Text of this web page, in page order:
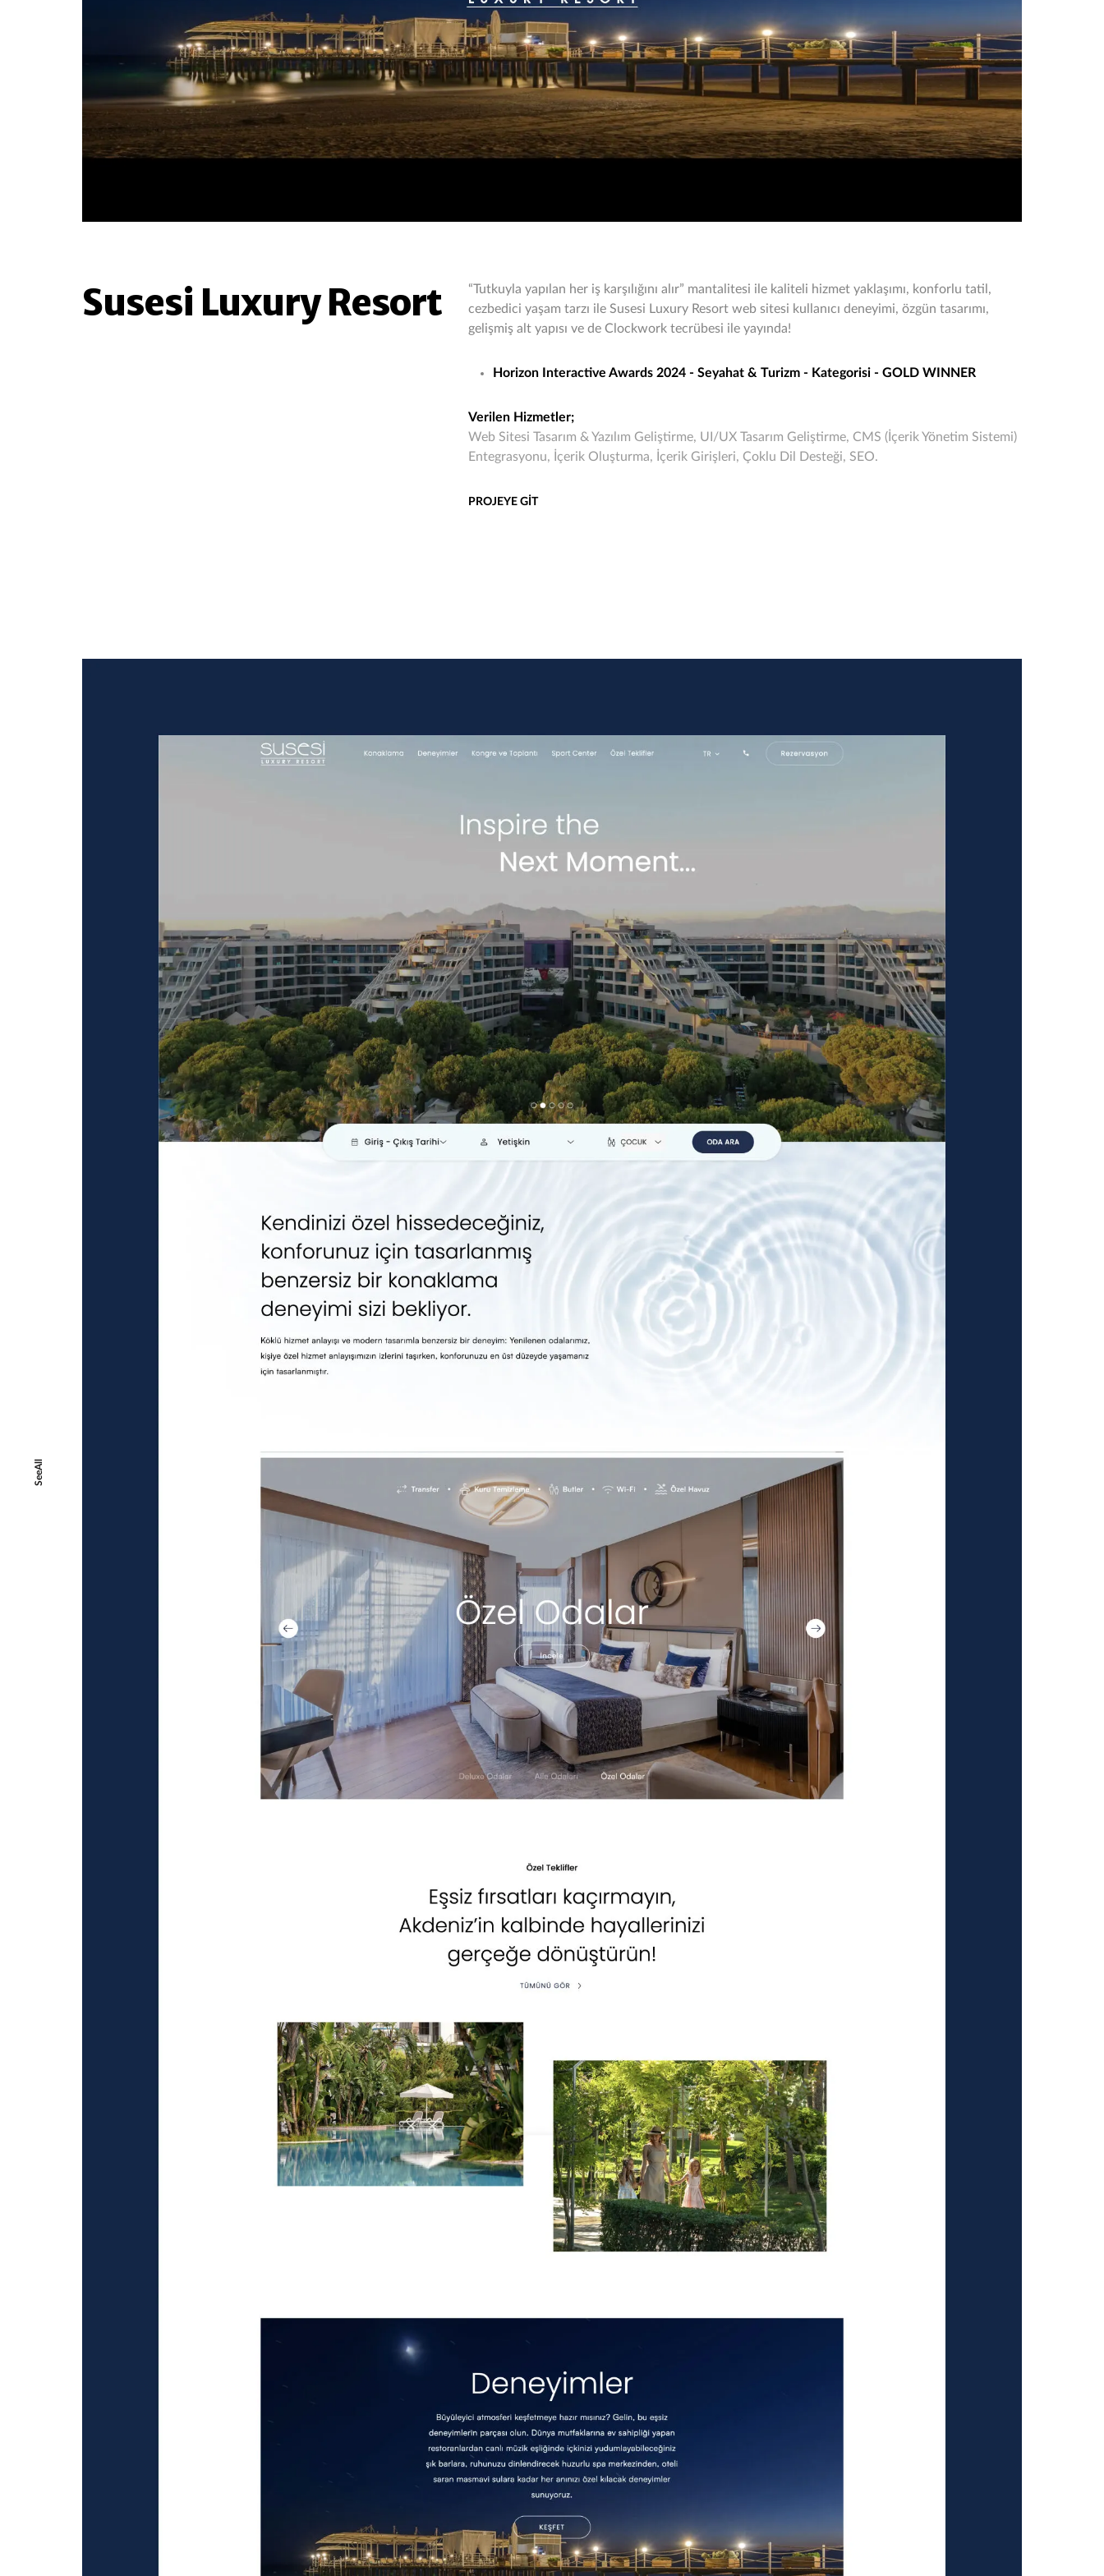
SeeAll
Susesi Luxury Resort
“Tutkuyla yapılan her iş karşılığını alır” mantalitesi ile kaliteli hizmet yaklaşımı, konforlu tatil,
cezbedici yaşam tarzı ile Susesi Luxury Resort web sitesi kullanıcı deneyimi, özgün tasarımı,
gelişmiş alt yapısı ve de Clockwork tecrübesi ile yayında!
Horizon Interactive Awards 2024 - Seyahat & Turizm - Kategorisi - GOLD WINNER
Verilen Hizmetler;
Web Sitesi Tasarım & Yazılım Geliştirme, UI/UX Tasarım Geliştirme, CMS (İçerik Yönetim Sistemi)
Entegrasyonu, İçerik Oluşturma, İçerik Girişleri, Çoklu Dil Desteği, SEO.
PROJEYE GİT